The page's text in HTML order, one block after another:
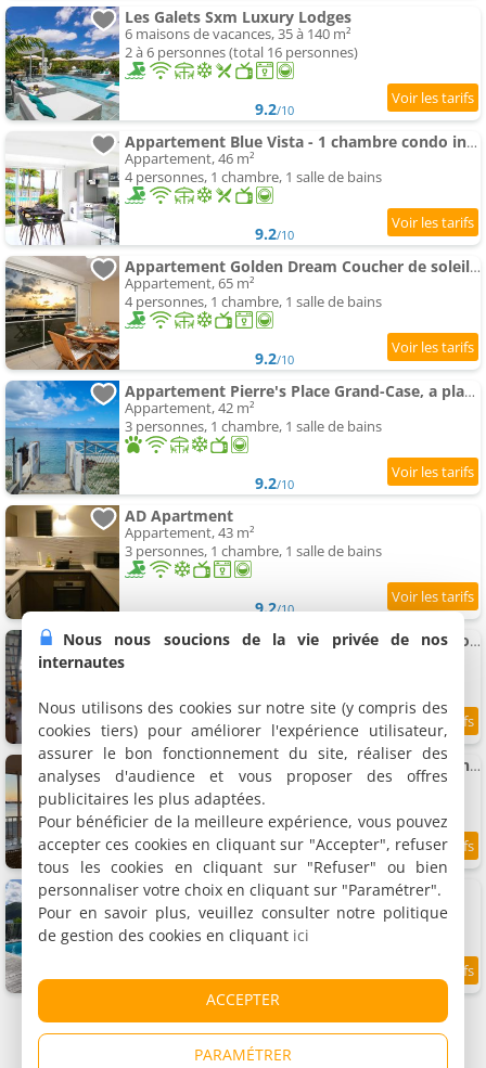
Les Galets Sxm Luxury Lodges
6 maisons de vacances, 35 à 140 m²
2 à 6 personnes (total 16 personnes)
9.2/10
Appartement Blue Vista - 1 chambre condo in Nettle Bay
Appartement, 46 m²
4 personnes, 1 chambre, 1 salle de bains
9.2/10
Appartement Golden Dream Coucher de soleil sur le lagon 4p avec piscine
Appartement, 65 m²
4 personnes, 1 chambre, 1 salle de bains
9.2/10
Appartement Pierre's Place Grand-Case, a place to dream
Appartement, 42 m²
3 personnes, 1 chambre, 1 salle de bains
9.2/10
AD Apartment
Appartement, 43 m²
3 personnes, 1 chambre, 1 salle de bains
9.2/10
Appartement "Pélican" duplex avec piscine commune dans résidence
9.2/10
Appartement Vue époustouflante sur le lagon pour 4p
Appartement, 57 m²
4 personnes, 1 chambre, 1 salle de bains
9.2
Villa Ukarimu
Villa, 60 m²
4 personnes, 2 chambres, 1 salle de bains
9.2/10
Nous nous soucions de la vie privée de nos
internautes
Nous utilisons des cookies sur notre site (y compris des
cookies tiers) pour améliorer l'expérience utilisateur,
assurer le bon fonctionnement du site, réaliser des
analyses d'audience et vous proposer des offres
publicitaires les plus adaptées.
Pour bénéficier de la meilleure expérience, vous pouvez
accepter ces cookies en cliquant sur "Accepter", refuser
tous les cookies en cliquant sur "Refuser" ou bien
personnaliser votre choix en cliquant sur "Paramétrer".
Pour en savoir plus, veuillez consulter notre politique
de gestion des cookies en cliquant ici
ACCEPTER
PARAMÉTRER